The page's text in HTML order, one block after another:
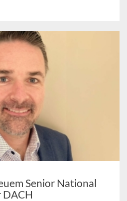
Senior National
DACH